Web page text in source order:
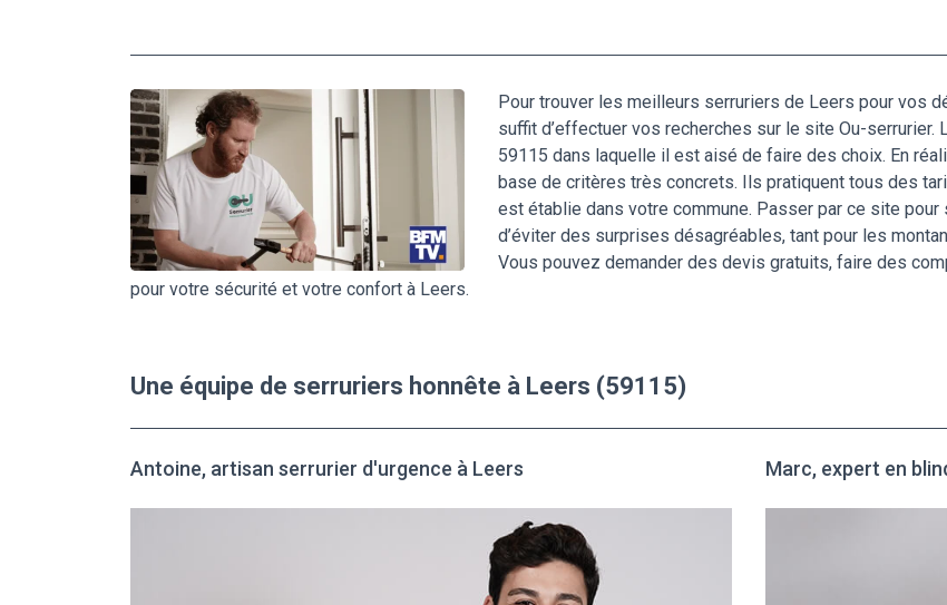
Pour trouver les meilleurs serruriers de Leers pour vos
suffit d’effectuer vos recherches sur le site Ou-
59115 dans laquelle il est aisé de faire des choix. En
base de critères très concrets. Ils pratiquent tous des
est établie dans votre commune. Passer par ce site
d’éviter des surprises désagréables, tant pour les
Vous pouvez demander des devis gratuits, faire des
pour votre sécurité et votre confort à Leers.
Une équipe de serruriers honnête à Leers (59115)
Antoine, artisan serrurier d'urgence à Leers Marc, expert en